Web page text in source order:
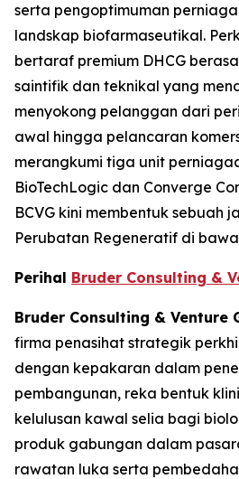
serta pengoptimuman
landskap biofarmaseutikal.
bertaraf premium DHCG
saintifik dan teknikal yang
menyokong pelanggan dari
awal hingga pelancaran
merangkumi tiga unit
BioTechLogic dan Converge
BCVG kini membentuk sebuah
Perubatan Regeneratif di
Perihal Bruder Consulting &
Bruder Consulting & Venture
firma penasihat strategik
dengan kepakaran dalam
pembangunan, reka bentuk
kelulusan kawal selia bagi
produk gabungan dalam
rawatan luka serta